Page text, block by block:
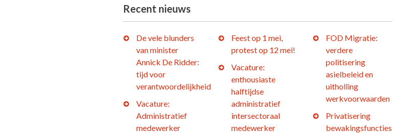
Recent nieuws
De vele blunders
van minister
Annick De Ridder:
tijd voor
verantwoordelijkheid
Vacature:
Administratief
medewerker
Feest op 1 mei,
protest op 12 mei!
Vacature:
enthousiaste
halftijdse
administratief
intersectoraal
medewerker
FOD Migratie:
verdere
politisering
asielbeleid en
uitholling
werkvoorwaarden
Privatisering
bewakingsfuncties